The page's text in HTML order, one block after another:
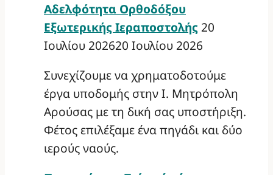
Αδελφότητα Ορθοδόξου
Εξωτερικής Ιεραποστολής 20
Ιουλίου 202620 Ιουλίου 2026
Συνεχίζουμε να χρηματοδοτούμε
έργα υποδομής στην Ι. Μητρόπολη
Αρούσας με τη δική σας υποστήριξη.
Φέτος επιλέξαμε ένα πηγάδι και δύο
ιερούς ναούς.